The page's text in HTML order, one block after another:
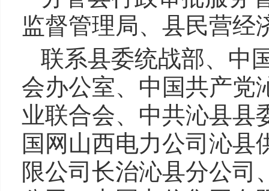
监督管理局、县民营经
联系县委统战部、中
会办公室、中国共产党
业联合会、中共沁县县
国网山西电力公司沁县
限公司长治沁县分公司